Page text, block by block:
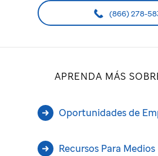
(866) 278-
APRENDA MÁS
Oportunidades de
Recursos Para Medios